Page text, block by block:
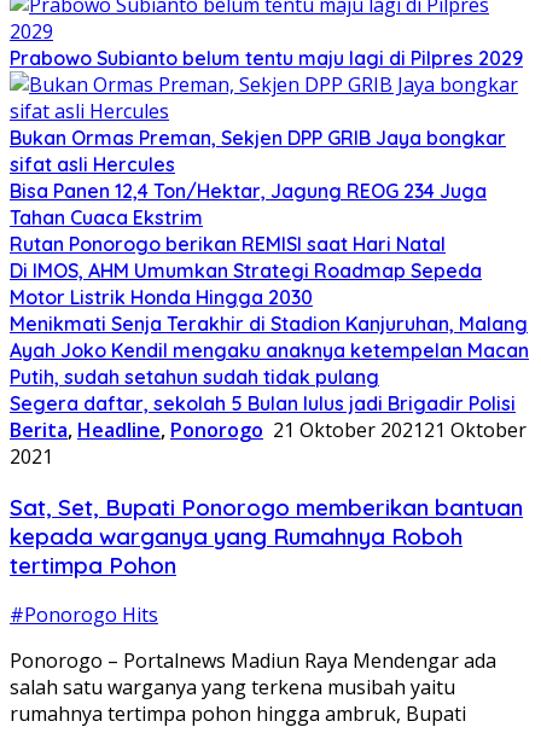
Prabowo Subianto belum tentu maju lagi di Pilpres 2029
Bukan Ormas Preman, Sekjen DPP GRIB Jaya bongkar
sifat asli Hercules
Bisa Panen 12,4 Ton/Hektar, Jagung REOG 234 Juga
Tahan Cuaca Ekstrim
Rutan Ponorogo berikan REMISI saat Hari Natal
Di IMOS, AHM Umumkan Strategi Roadmap Sepeda
Motor Listrik Honda Hingga 2030
Menikmati Senja Terakhir di Stadion Kanjuruhan, Malang
Ayah Joko Kendil mengaku anaknya ketempelan Macan
Putih, sudah setahun sudah tidak pulang
Segera daftar, sekolah 5 Bulan lulus jadi Brigadir Polisi
Berita, Headline, Ponorogo 21 Oktober 202121 Oktober
2021
Sat, Set, Bupati Ponorogo memberikan bantuan
kepada warganya yang Rumahnya Roboh
tertimpa Pohon
#Ponorogo Hits
Ponorogo – Portalnews Madiun Raya Mendengar ada
salah satu warganya yang terkena musibah yaitu
rumahnya tertimpa pohon hingga ambruk, Bupati